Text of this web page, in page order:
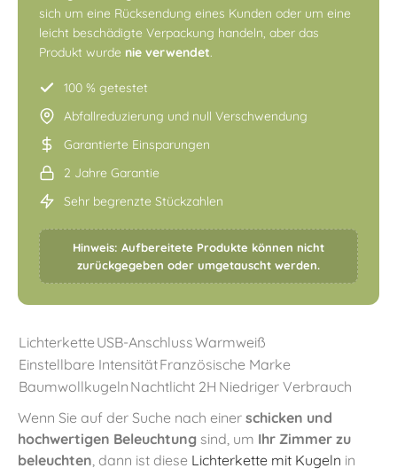
sich um eine Rücksendung eines Kunden oder um eine
leicht beschädigte Verpackung handeln, aber das
Produkt wurde nie verwendet.
100 % getestet
Abfallreduzierung und null Verschwendung
Garantierte Einsparungen
2 Jahre Garantie
Sehr begrenzte Stückzahlen
Hinweis: Aufbereitete Produkte können nicht
zurückgegeben oder umgetauscht werden.
Lichterkette USB-AnschlussWarmweiß
Einstellbare IntensitätFranzösische Marke
Baumwollkugeln Nachtlicht 2H Niedriger Verbrauch
Wenn Sie auf der Suche nach einer schicken und
hochwertigen Beleuchtung sind, um Ihr Zimmer zu
beleuchten, dann ist diese Lichterkette mit Kugeln in